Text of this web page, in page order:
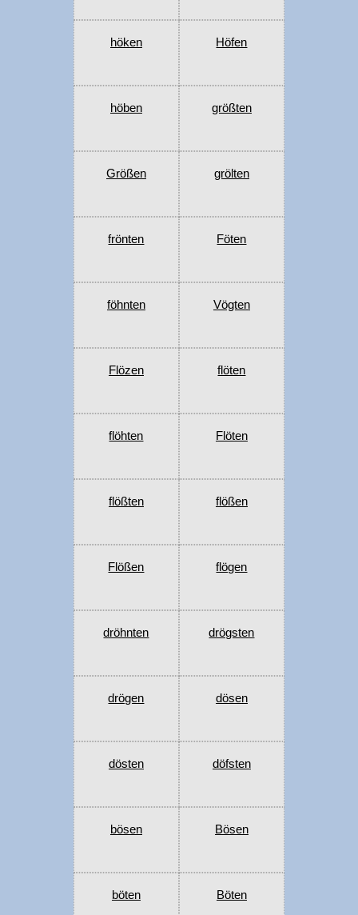
höken Höfen
höben größten
Größen grölten
frönten Föten
föhnten Vögten
Flözen flöten
flöhten Flöten
flößten flößen
Flößen flögen
dröhnten drögsten
drögen dösen
dösten döfsten
bösen Bösen
böten Böten